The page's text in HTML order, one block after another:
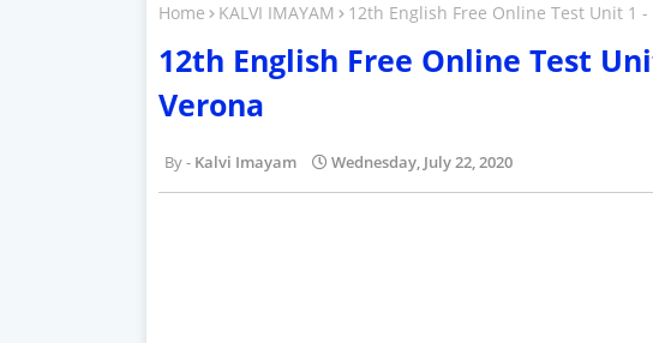
Home KALVI IMAYAM 12th English Free Online Test Unit 1
12th English Free Online Test
Verona
Kalvi Imayam Wednesday, July 22, 2020